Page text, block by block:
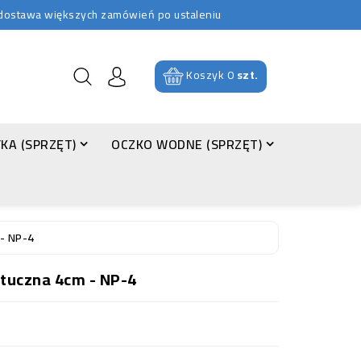
większych zamówień po ustaleniu
Koszyk0szt.
(SPRZĘT)
OCZKO WODNE (SPRZĘT)
NP-4
4cm - NP-4